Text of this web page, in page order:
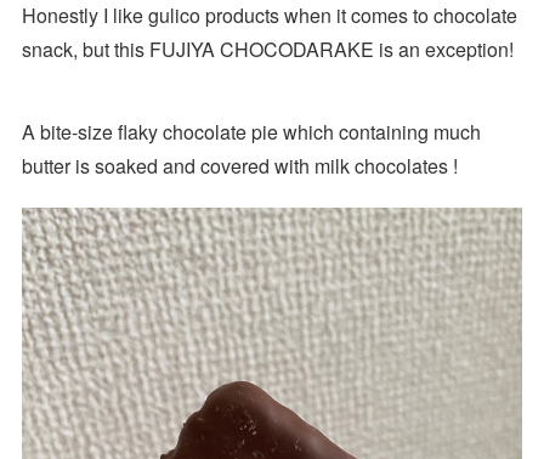
Honestly I like gulico products when it comes to chocolate
snack, but this FUJIYA CHOCODARAKE is an exception!
A bite-size flaky chocolate pie which containing much
butter is soaked and covered with milk chocolates !